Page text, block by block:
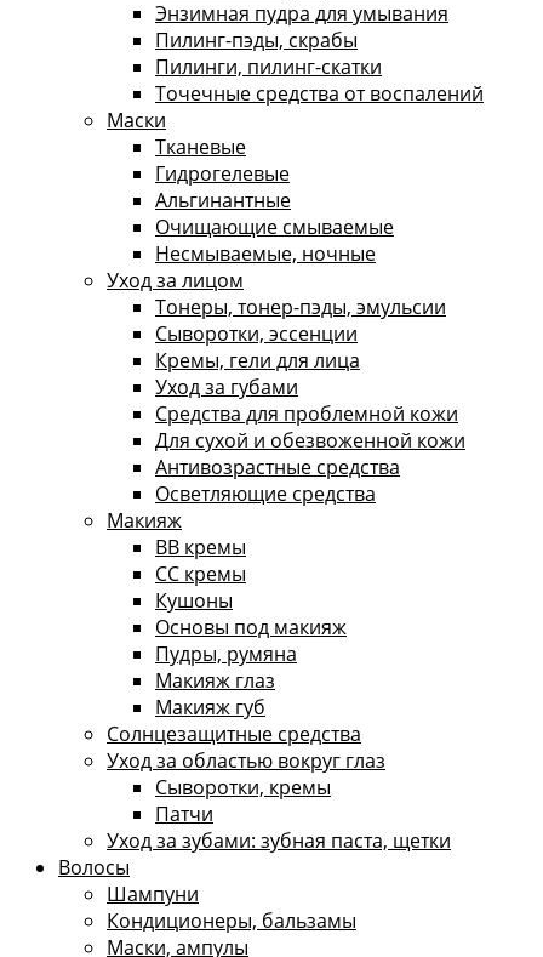
Энзимная пудра для умывания
Пилинг-пэды, скрабы
Пилинги, пилинг-скатки
Точечные средства от воспалений
Маски
Тканевые
Гидрогелевые
Альгинантные
Очищающие смываемые
Несмываемые, ночные
Уход за лицом
Тонеры, тонер-пэды, эмульсии
Сыворотки, эссенции
Кремы, гели для лица
Уход за губами
Средства для проблемной кожи
Для сухой и обезвоженной кожи
Антивозрастные средства
Осветляющие средства
Макияж
ВВ кремы
СС кремы
Кушоны
Основы под макияж
Пудры, румяна
Макияж глаз
Макияж губ
Солнцезащитные средства
Уход за областью вокруг глаз
Сыворотки, кремы
Патчи
Уход за зубами: зубная паста, щетки
Волосы
Шампуни
Кондиционеры, бальзамы
Маски, ампулы